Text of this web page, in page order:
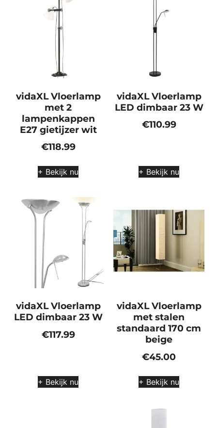
vidaXL Vloerlamp
met 2
lampenkappen
E27 gietijzer wit
€118.99
+ Bekijk nu
vidaXL Vloerlamp
LED dimbaar 23 W
€110.99
+ Bekijk nu
vidaXL Vloerlamp
LED dimbaar 23 W
€117.99
+ Bekijk nu
vidaXL Vloerlamp
met stalen
standaard 170 cm
beige
€45.00
+ Bekijk nu